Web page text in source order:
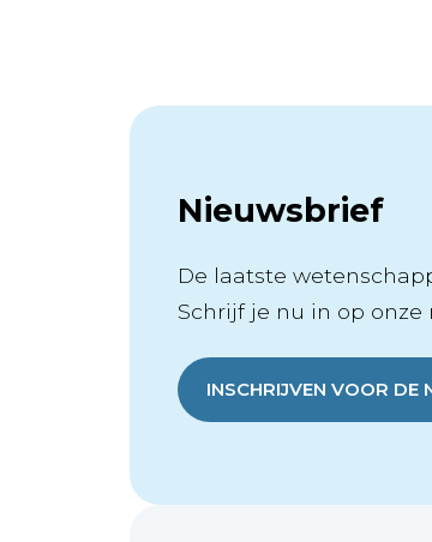
Nieuwsbrief
De laatste
Schrijf je nu in op onze
INSCHRIJVEN VOOR DE